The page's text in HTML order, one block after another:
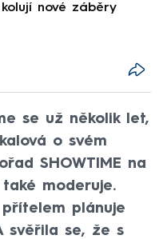
nové záběry
se už několik let,
o svém
SHOWTIME na
také moderuje.
plánuje
svěřila se, že s